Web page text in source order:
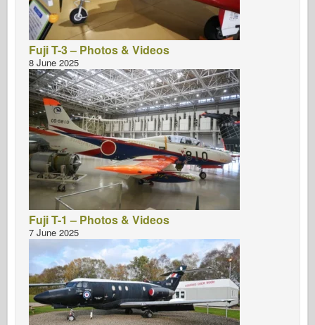
Fuji T-3 – Photos & Videos
8 June 2025
Fuji T-1 – Photos & Videos
7 June 2025